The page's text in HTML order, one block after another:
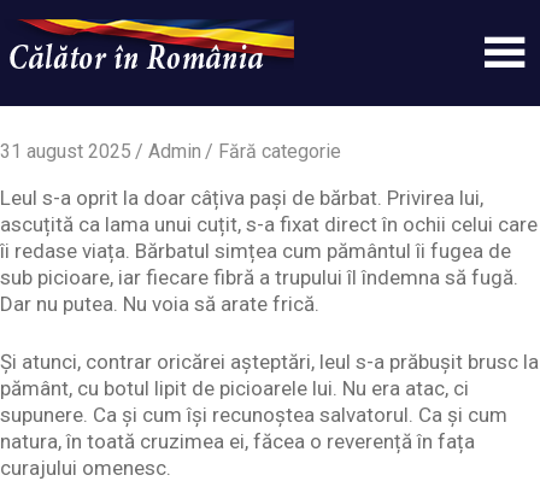
content
Calatorinromania
simplu
WordPress
31 august 2025 Admin Fără categorie
Leul s-a oprit la doar câțiva pași de bărbat. Privirea lui,
ascuțită ca lama unui cuțit, s-a fixat direct în ochii celui care
îi redase viața. Bărbatul simțea cum pământul îi fugea de
sub picioare, iar fiecare fibră a trupului îl îndemna să fugă.
Dar nu putea. Nu voia să arate frică.
Și atunci, contrar oricărei așteptări, leul s-a prăbușit brusc la
pământ, cu botul lipit de picioarele lui. Nu era atac, ci
supunere. Ca și cum își recunoștea salvatorul. Ca și cum
natura, în toată cruzimea ei, făcea o reverență în fața
curajului omenesc.